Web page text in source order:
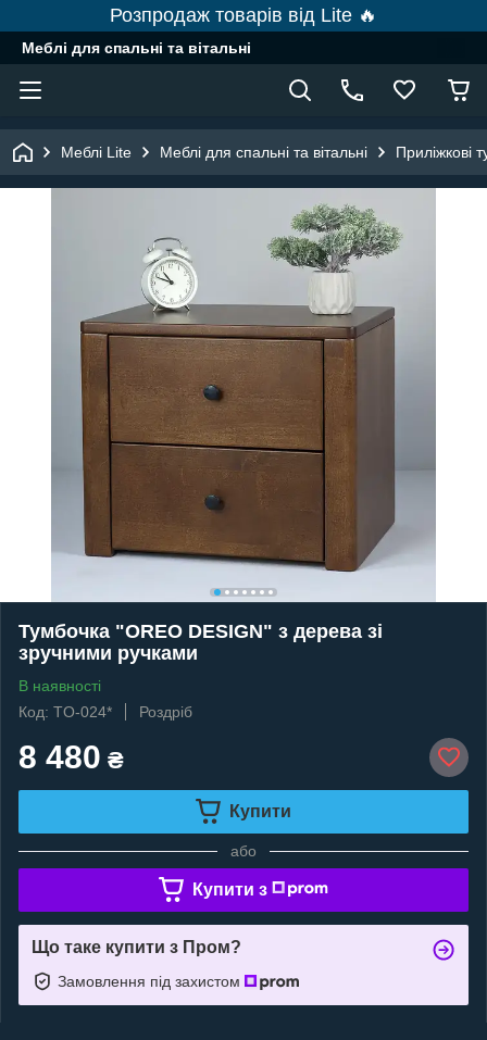
Розпродаж товарів від Lite 🔥
Меблі для спальні та вітальні
Меблі Lite Меблі для спальні та вітальні Приліжкові
Тумбочка "OREO DESIGN" з дерева зі
зручними ручками
В наявності
Код: TO-024*
Роздріб
8 480 ₴
Купити
або
Купити з
Що таке купити з Пром?
Замовлення під захистом